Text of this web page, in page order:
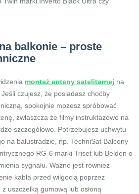
balkonie – proste
montaż anteny satelitarnej na
czujesz, że posiadasz choćby
spokojnie możesz spróbować
zwłaszcza że filmy instruktażowe na
szczegółowo. Potrzebujesz uchwytu
na balustradzie, np. TechniSat Balcony
RG-6 marki Triset lub Belden o
sygnału. Ważne jest również
kabla przed wilgocią poprzez
uszczelką gumową lub osłoną